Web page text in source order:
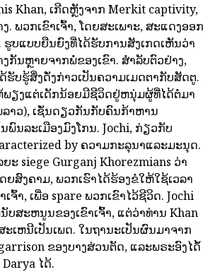
Khan, ເກີດຫຼັງຈາກ Merkit captivity,
. ພວກເຂົາເຈົ້າ, ໂດຍສະເພາະ, ສະແດງອອກ
ຮູບແບບຍືນຍົງທີ່ໄດ້ຮັບການສັງເກດເຫັນວ່າ
ກັນຫຼາຍຈາກພໍ່ຂອງເຂົາ. ສໍາລັບຕົວຢ່າງ,
ຮັບຮູ້ສິ່ງດັ່ງກ່າວເປັນຄວາມເມດຕາກັບສັດຕູ.
ຽງແຕ່ເດັກນ້ອຍມີຊີວິດຢູ່ຫນຸ່ມຜູ້ທີ່ໄດ້ຕໍ່ມາ
ລາວ), ເຊັ່ນດຽວກັນກັບຄົນກ້າຫານ
ພົນລະເມືອງມົງໂກນ. Jochi, ກ່ຽວກັບ
by ຄວາມກະລຸນາແລະມະນຸດ.
ະ siege Gurganj Khorezmians ວ່າ
ຍສົງຄາມ, ພວກເຮົາໄດ້ຮ້ອງຂໍໃຫ້ໃຊ້ເວລາ
ຈົ້າ, ເພື່ອ spare ພວກເຂົາໄວ້ຊີວິດ. Jochi
ບສະຫນູນຂອງເຂົາເຈົ້າ, ແຕ່ວ່າທ່ານ Khan
ະເຫນີເປັນເພດ. ໃນຖານະເປັນຜົນມາຈາກ
ຂອງບາງສ່ວນຕັດ, ແລະພຣະອົງໄດ້້ໍ
ໄດ້.